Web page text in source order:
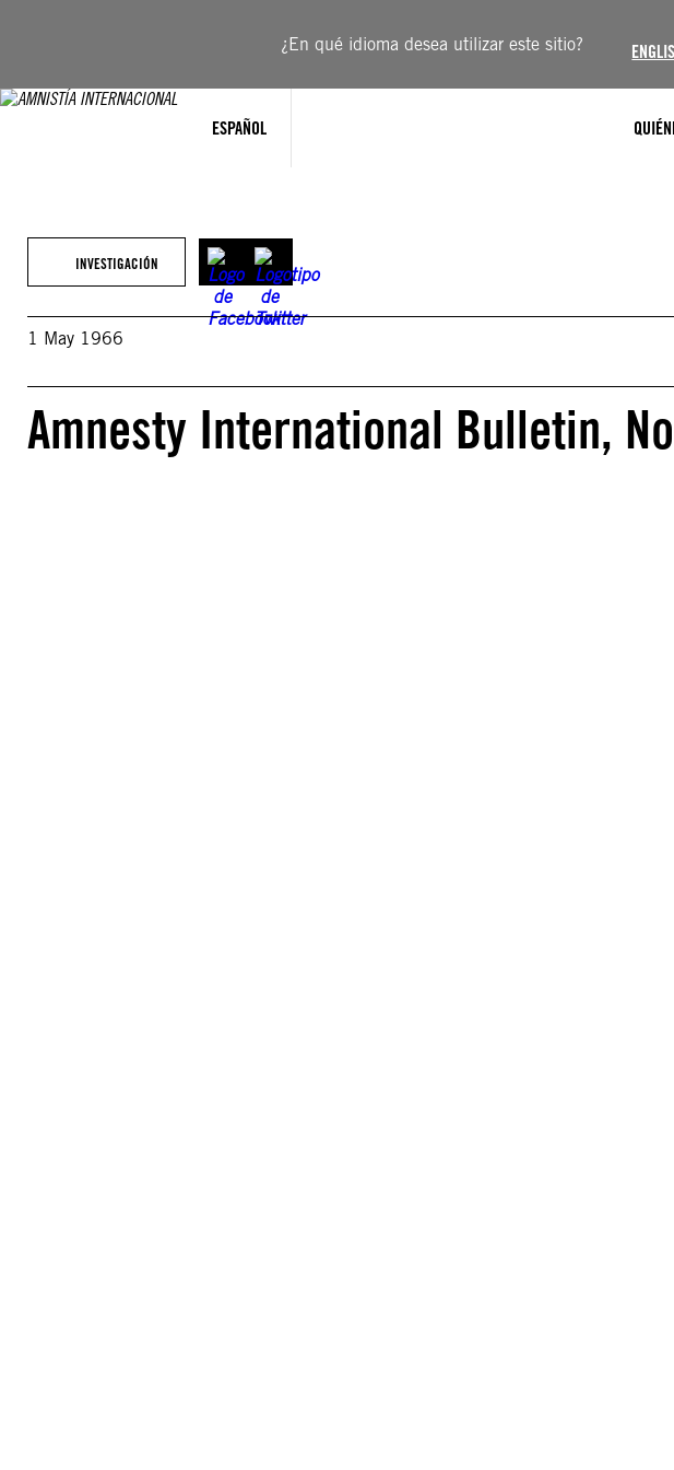
¿En qué idioma desea utilizar este sitio?
ESPAÑOL
INVESTIGACIÓN
1 May 1966
Amnesty International Bulletin,